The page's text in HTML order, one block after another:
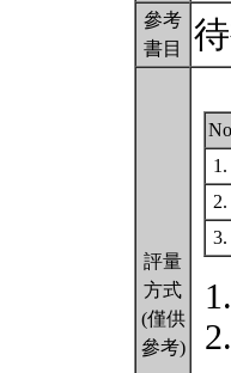
參考
書目
評量
方式
(僅供
參考)
1.
2.
3.